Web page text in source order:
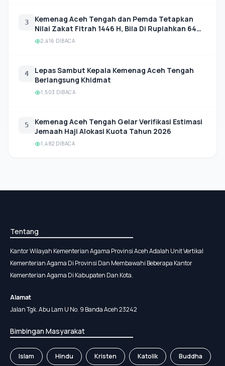
3
Kemenag Aceh Tengah dan Pemda Tetapkan
Nilai Zakat Fitrah 1446 H, Bila Di Rupiahkan 64
Ribu
2,416 DIBACA
4
Lepas Sambut Kepala Kemenag Aceh Tengah
Berlangsung Khidmat
1,503 DIBACA
5
Kemenag Aceh Tengah Gelar Verifikasi Estimasi
Jemaah Haji Alokasi Kuota Tahun 2026
1,482 DIBACA
Tentang
Kantor Wilayah Kementerian Agama Provinsi Aceh Adalah Unit Vertikal
Kementerian Agama Di Provinsi Dan Membawahi Beberapa Kantor
Kementerian Agama Di Kabupaten Dan Kota.
Alamat
Jalan Tgk. Abu Lam U No. 9 Banda Aceh 23242
Bimbingan Masyarakat
Islam Hindu Kristen Katolik Buddha